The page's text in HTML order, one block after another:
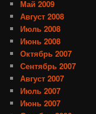
Май 2009
Август 2008
Июль 2008
Июнь 2008
Октябрь 2007
Сентябрь 2007
Август 2007
Июль 2007
Июнь 2007